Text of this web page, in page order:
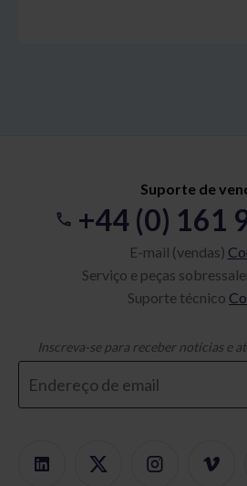
Suporte de
+44 (0) 161
E-mail (vendas)
Serviço e peças
Suporte técnico
Inscreva-se para receber notícias e